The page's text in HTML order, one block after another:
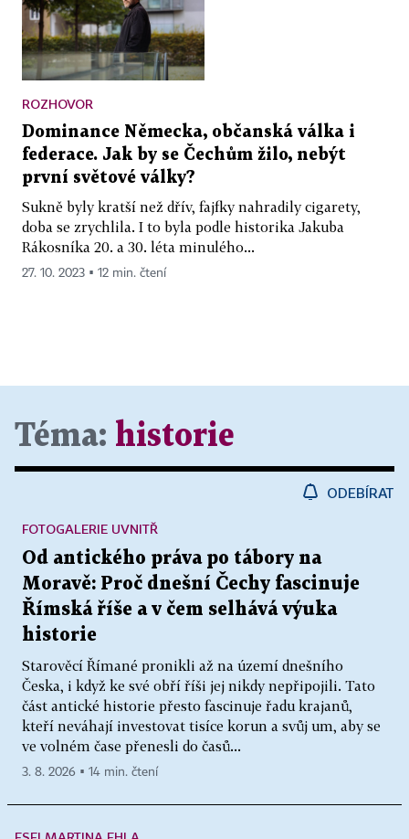
ROZHOVOR
Dominance Německa, občanská válka i
federace. Jak by se Čechům žilo, nebýt
první světové války?
Sukně byly kratší než dřív, fajfky nahradily cigarety,
doba se zrychlila. I to byla podle historika Jakuba
Rákosníka 20. a 30. léta minulého...
27. 10. 2023 ▪ 12 min. čtení
Téma: historie
ODEBÍRAT
Od antického práva po tábory na
Moravě: Proč dnešní Čechy fascinuje
Římská říše a v čem selhává výuka
historie
Starověcí Římané pronikli až na území dnešního
Česka, i když ke své obří říši jej nikdy nepřipojili. Tato
část antické historie přesto fascinuje řadu krajanů,
kteří neváhají investovat tisíce korun a svůj um, aby se
ve volném čase přenesli do časů...
FOTOGALERIE UVNITŘ
3. 8. 2026 ▪ 14 min. čtení